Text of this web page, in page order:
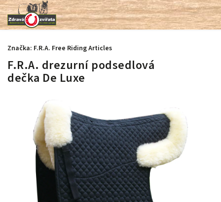
F.R.A. drezurní podsedlová
dečka De Luxe
Značka: F.R.A. Free Riding Articles